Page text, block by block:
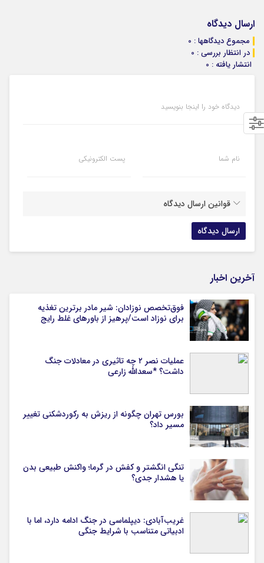
ارسال دیدگاه
مجموع دیدگاهها : 0
در انتظار بررسی : 0
انتشار یافته : 0
دیدگاه خود را اینجا بنویسید
نام شما پست الکترونیکی
قوانین ارسال دیدگاه
آخرین اخبار
فوق‌تخصص نوزادان: شیر مادر برترین تغذیه
برای نوزاد است/پرهیز از باورهای غلط رایج
عملیات نصر ۲ چه تاثیری در معادلات جنگ
داشت؟ *سعدالله زارعی
بورس تهران چگونه از ریزش به رکوردشکنی تغییر
مسیر داد؟
تنگی انگشتر و کفش در گرما؛ واکنش طبیعی بدن
یا هشدار جدی؟
غریب‌آبادی: دیپلماسی در جنگ ادامه دارد، اما با
ادبیاتی متناسب با شرایط جنگی